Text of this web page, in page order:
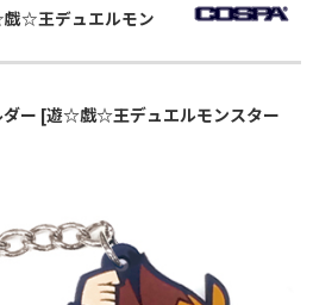
☆王デュエルモン
ダー [遊☆戯☆王デュエルモンスター